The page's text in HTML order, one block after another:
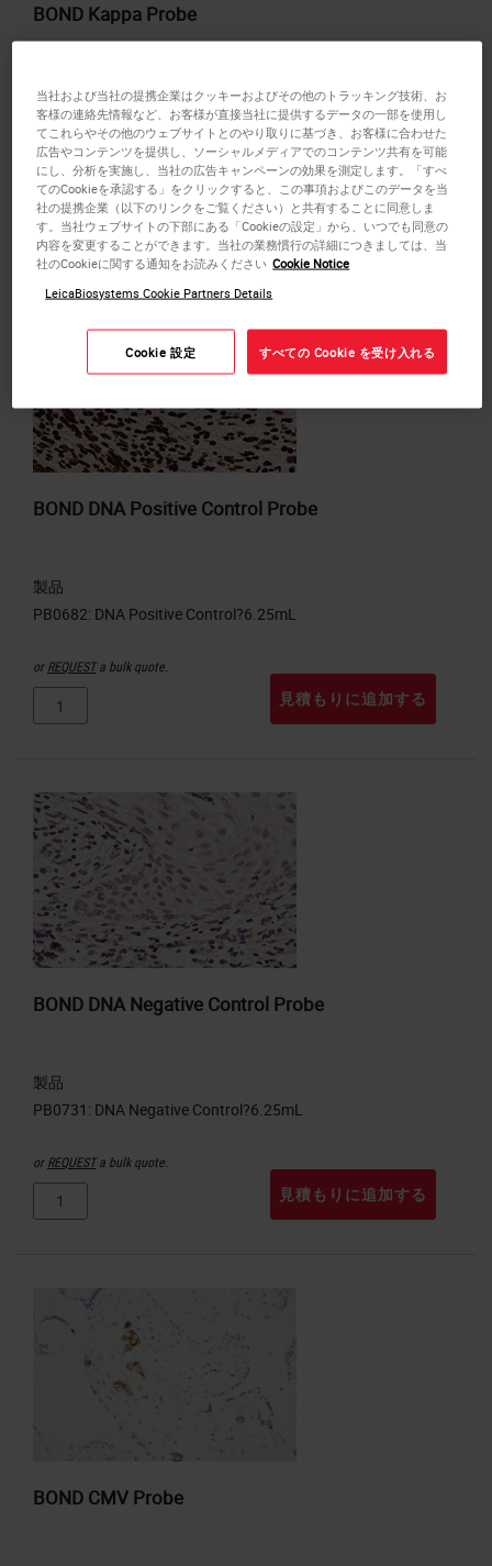
BOND Kappa Probe
製品
orREQUESTa bulk quote.
見積もりに追加する
BOND DNA Positive Control Probe
製品
orREQUESTa bulk quote.
見積もりに追加する
BOND DNA Negative Control Probe
製品
orREQUESTa bulk quote.
見積もりに追加する
BOND CMV Probe
当社および当社の提携企業はクッキーおよびその他のトラッキング技術、お
客様の連絡先情報など、お客様が直接当社に提供するデータの一部を使用し
てこれらやその他のウェブサイトとのやり取りに基づき、お客様に合わせた
広告やコンテンツを提供し、ソーシャルメディアでのコンテンツ共有を可能
にし、分析を実施し、当社の広告キャンペーンの効果を測定します。「すべ
てのCookieを承認する」をクリックすると、この事項およびこのデータを当
社の提携企業（以下のリンクをご覧ください）と共有することに同意しま
す。当社ウェブサイトの下部にある「Cookieの設定」から、いつでも同意の
内容を変更することができます。当社の業務慣行の詳細につきましては、当
社のCookieに関する通知をお読みください Cookie Notice
LeicaBiosystems Cookie Partners Details
Cookie 設定 すべての Cookie を受け入れる